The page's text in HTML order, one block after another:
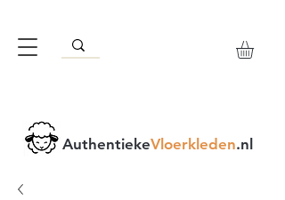
AuthentiekeVloerkleden.nl